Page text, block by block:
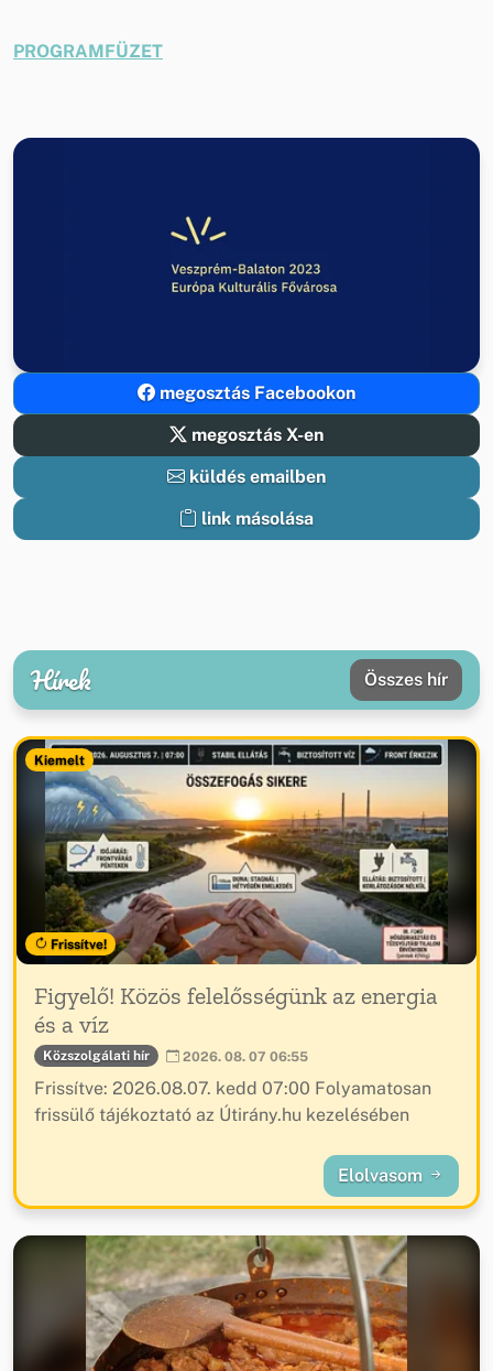
PROGRAMFÜZET
megosztás Facebookon
megosztás X-en
küldés emailben
link másolása
Hírek Összes hír
Kiemelt
Frissítve!
Figyelő! Közös felelősségünk az energia
és a víz
Közszolgálati hír 2026. 08. 07 06:55
Frissítve: 2026.08.07. kedd 07:00 Folyamatosan
frissülő tájékoztató az Útirány.hu kezelésében
Elolvasom